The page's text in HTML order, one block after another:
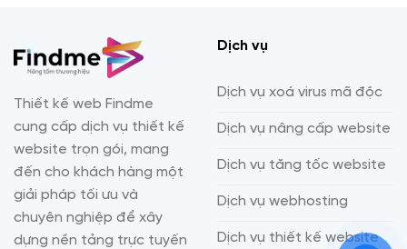
Thiết kế web Findme
cung cấp dịch vụ thiết kế
website trọn gói, mang
đến cho khách hàng một
giải pháp tối ưu và
chuyên nghiệp để xây
dựng nền tảng trực tuyến
Dịch vụ
Dịch vụ xoá virus mã độc
Dịch vụ nâng cấp website
Dịch vụ tăng tốc website
Dịch vụ webhosting
Dịch vụ thiết kế website